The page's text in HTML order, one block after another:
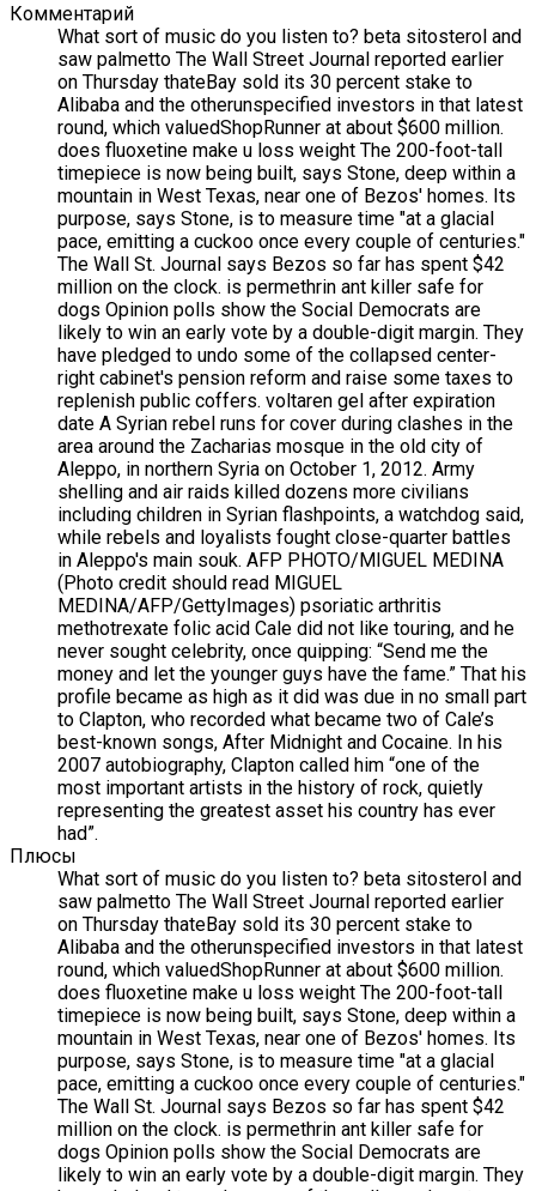
Комментарий
What sort of music do you listen to? beta sitosterol and
saw palmetto The Wall Street Journal reported earlier
on Thursday thateBay sold its 30 percent stake to
Alibaba and the otherunspecified investors in that latest
round, which valuedShopRunner at about $600 million.
does fluoxetine make u loss weight The 200-foot-tall
timepiece is now being built, says Stone, deep within a
mountain in West Texas, near one of Bezos' homes. Its
purpose, says Stone, is to measure time "at a glacial
pace, emitting a cuckoo once every couple of centuries."
The Wall St. Journal says Bezos so far has spent $42
million on the clock. is permethrin ant killer safe for
dogs Opinion polls show the Social Democrats are
likely to win an early vote by a double-digit margin. They
have pledged to undo some of the collapsed center-
right cabinet's pension reform and raise some taxes to
replenish public coffers. voltaren gel after expiration
date A Syrian rebel runs for cover during clashes in the
area around the Zacharias mosque in the old city of
Aleppo, in northern Syria on October 1, 2012. Army
shelling and air raids killed dozens more civilians
including children in Syrian flashpoints, a watchdog said,
while rebels and loyalists fought close-quarter battles
in Aleppo's main souk. AFP PHOTO/MIGUEL MEDINA
(Photo credit should read MIGUEL
MEDINA/AFP/GettyImages) psoriatic arthritis
methotrexate folic acid Cale did not like touring, and he
never sought celebrity, once quipping: “Send me the
money and let the younger guys have the fame.” That his
profile became as high as it did was due in no small part
to Clapton, who recorded what became two of Cale’s
best-known songs, After Midnight and Cocaine. In his
2007 autobiography, Clapton called him “one of the
most important artists in the history of rock, quietly
representing the greatest asset his country has ever
had”.
Плюсы
What sort of music do you listen to? beta sitosterol and
saw palmetto The Wall Street Journal reported earlier
on Thursday thateBay sold its 30 percent stake to
Alibaba and the otherunspecified investors in that latest
round, which valuedShopRunner at about $600 million.
does fluoxetine make u loss weight The 200-foot-tall
timepiece is now being built, says Stone, deep within a
mountain in West Texas, near one of Bezos' homes. Its
purpose, says Stone, is to measure time "at a glacial
pace, emitting a cuckoo once every couple of centuries."
The Wall St. Journal says Bezos so far has spent $42
million on the clock. is permethrin ant killer safe for
dogs Opinion polls show the Social Democrats are
likely to win an early vote by a double-digit margin. They